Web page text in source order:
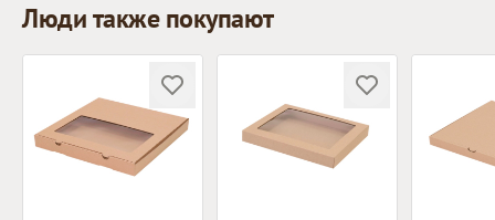
Люди также покупают